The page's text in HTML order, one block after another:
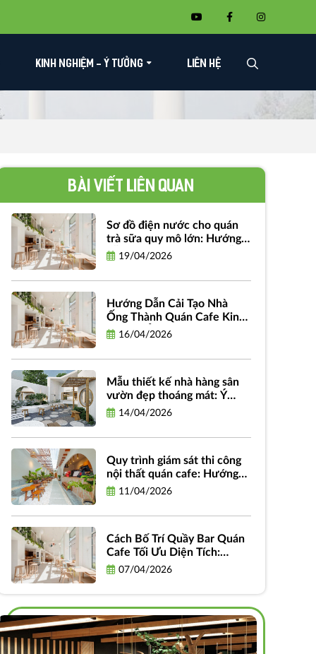
KINH NGHIỆM - Ý TƯỞNG LIÊN HỆ
Bài viết liên quan
Sơ đồ điện nước cho quán
trà sữa quy mô lớn: Hướng
dẫn chi tiết và bản vẽ miễn
19/04/2026
Hướng Dẫn Cải Tạo Nhà
Ống Thành Quán Cafe Kinh
Doanh: Ý Tưởng, Quy Trình
16/04/2026
Mẫu thiết kế nhà hàng sân
vườn đẹp thoáng mát: Ý
tưởng, phong cách và hình
14/04/2026
Quy trình giám sát thi công
nội thất quán cafe: Hướng
dẫn chi tiết từ A-Z dành cho
11/04/2026
Cách Bố Trí Quầy Bar Quán
Cafe Tối Ưu Diện Tích:
Hướng Dẫn Thiết Kế Hiệu
07/04/2026